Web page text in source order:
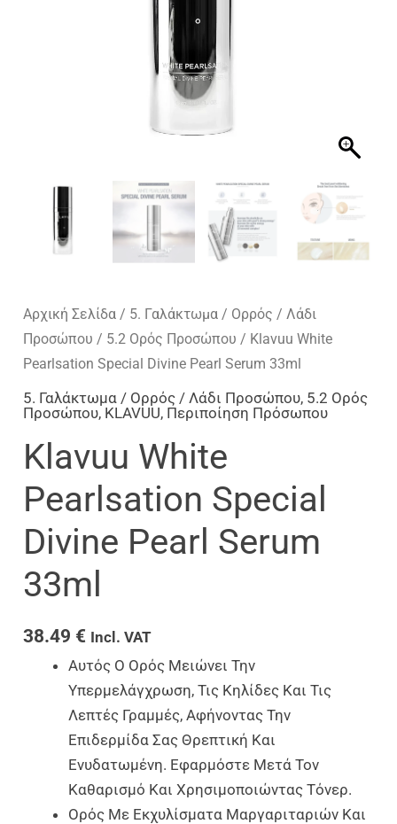
Αρχική Σελίδα / 5. Γαλάκτωμα / Ορρός / Λάδι
Προσώπου / 5.2 Ορός Προσώπου / Klavuu White
Pearlsation Special Divine Pearl Serum 33ml
5. Γαλάκτωμα / Ορρός / Λάδι Προσώπου, 5.2 Ορός
Προσώπου, KLAVUU, Περιποίηση Πρόσωπου
Klavuu White
Pearlsation Special
Divine Pearl Serum
33ml
38.49 € Incl. VAT
Αυτός Ο Ορός Μειώνει Την
Υπερμελάγχρωση, Τις Κηλίδες Και Τις
Λεπτές Γραμμές, Αφήνοντας Την
Επιδερμίδα Σας Θρεπτική Και
Ενυδατωμένη. Εφαρμόστε Μετά Τον
Καθαρισμό Και Χρησιμοποιώντας Τόνερ.
Ορός Με Εκχυλίσματα Μαργαριταριών Και